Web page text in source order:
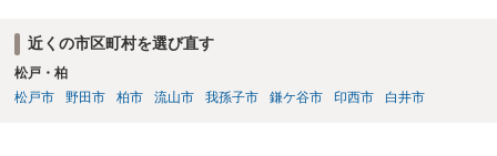
て相談された方がよいと思います。
近くの市区町村を選び直す
松戸・柏
松戸市
野田市 柏市 流山市 我孫子市 鎌ケ谷市 印西市 白井市